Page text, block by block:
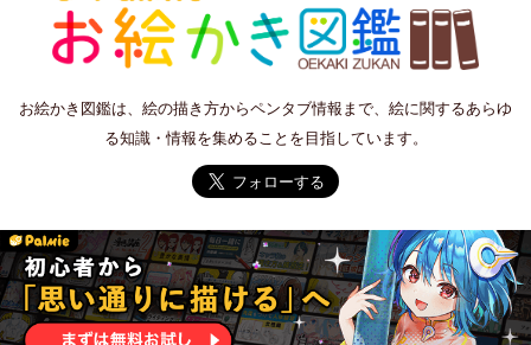
お絵かき図鑑は、絵の描き方からペンタブ情報まで、絵に関するあらゆ
る知識・情報を集めることを目指しています。